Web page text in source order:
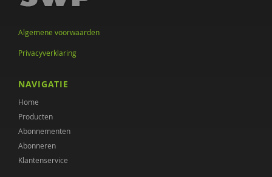
Algemene voorwaarden
Privacyverklaring
NAVIGATIE
Home
Producten
Abonnementen
Abonneren
Klantenservice